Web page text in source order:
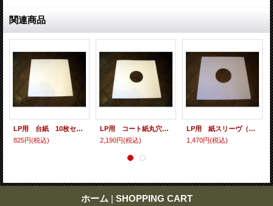
関連商品
LP用 台紙 10枚セット
825円(税込)
LP用 コート紙丸穴ジャケ 10枚セット
2,190円(税込)
LP用 紙スリーヴ（レギュラー 四角の角） 10枚セット
1,470円(税込)
ホーム | SHOPPING CART